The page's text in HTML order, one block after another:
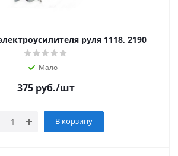
руля 1118, 2190
Мало
375руб./шт
В корзину